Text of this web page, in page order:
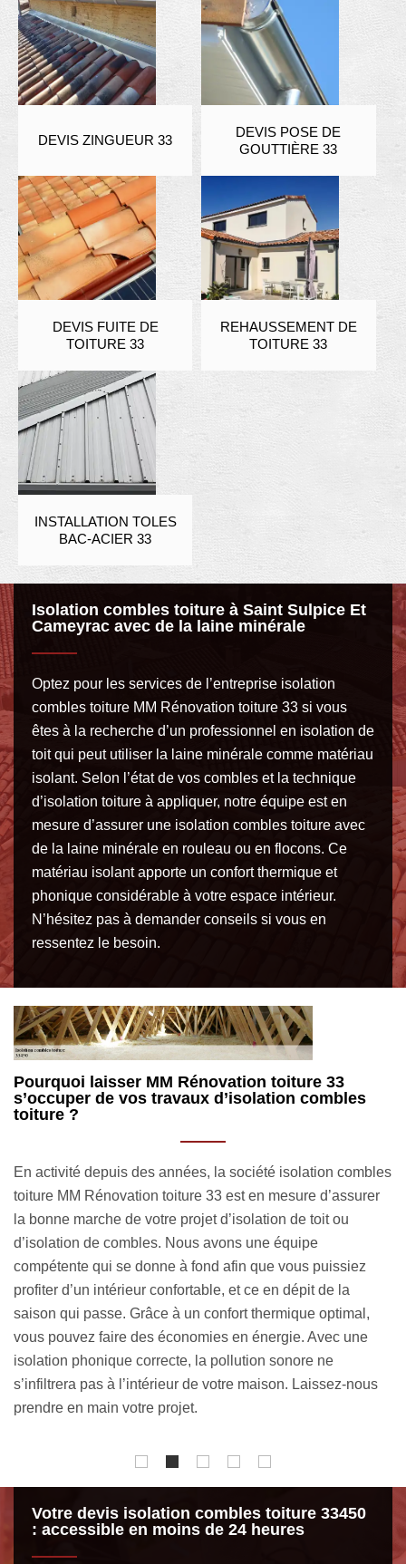
DEVIS ZINGUEUR 33
DEVIS POSE DE
GOUTTIÈRE 33
DEVIS FUITE DE
TOITURE 33
REHAUSSEMENT DE
TOITURE 33
INSTALLATION TOLES
BAC-ACIER 33
Isolation combles toiture à Saint Sulpice Et
Cameyrac avec de la laine minérale
Optez pour les services de l’entreprise isolation
combles toiture MM Rénovation toiture 33 si vous
êtes à la recherche d’un professionnel en isolation de
toit qui peut utiliser la laine minérale comme matériau
isolant. Selon l’état de vos combles et la technique
d’isolation toiture à appliquer, notre équipe est en
mesure d’assurer une isolation combles toiture avec
de la laine minérale en rouleau ou en flocons. Ce
matériau isolant apporte un confort thermique et
phonique considérable à votre espace intérieur.
N’hésitez pas à demander conseils si vous en
ressentez le besoin.
L’importance d’une isolation combles toiture à
Saint Sulpice Et Cameyrac
protection optimale à votre habitation, notamment contre
les intempéries, elle a également pour rôle d’octroyer à
votre espace intérieur un confort thermique et acoustique
considérable. En réalisant des travaux d’isolation combles
toiture à Saint Sulpice Et Cameyrac, vous pourrez faire des
économies d’énergie et vivre dans une température
agréable pendant toute l’année. Le couvreur isolation
combles toiture MM Rénovation toiture 33 peut se mettre à
votre disposition si vous avez un projet allant dans ce
sens. Nous garantissons un ouvrage performant et
pérenne.
Votre devis isolation combles toiture 33450
: accessible en moins de 24 heures